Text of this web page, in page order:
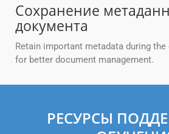
Сохранение
документа
Retain important metadata during
for better document management.
РЕСУРСЫ